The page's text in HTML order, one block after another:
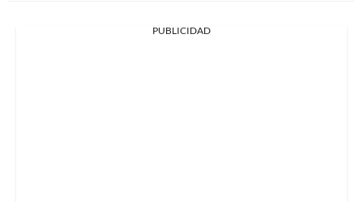
PUBLICIDAD